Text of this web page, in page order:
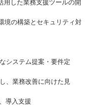
用した業務支援ツールの開
境の構築とセキュリティ対
システム提案・要件定
、業務改善に向けた見
導入支援